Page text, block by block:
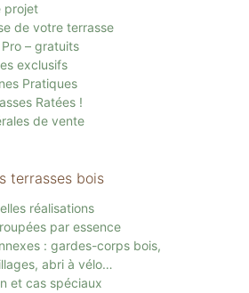
projet
de votre terrasse
– gratuits
exclusifs
Pratiques
Ratées !
de vente
terrasses bois
réalisations
par essence
: gardes-corps bois,
abri à vélo…
et cas spéciaux